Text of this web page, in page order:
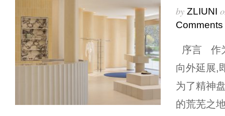
by ZLIUNI
Comments
序言 作
向外延展,
为了精神
的荒芜之